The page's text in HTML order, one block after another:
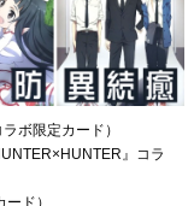
ボ限定カード）
』コラ
ド）